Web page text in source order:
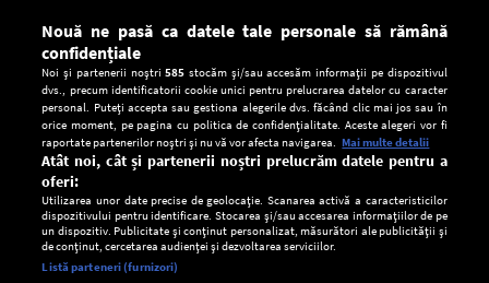
Setări:
Nouă ne pasă ca datele tale personale să rămână
confidențiale
Noi și partenerii noștri585 stocăm și/sau accesăm informații pe dispozitivul
dvs., precum identificatorii cookie unici pentru prelucrarea datelor cu caracter
personal. Puteți accepta sau gestiona alegerile dvs. făcând clic mai jos sau în
orice moment, pe pagina cu politica de confidențialitate. Aceste alegeri vor fi
raportate partenerilor noștri și nu vă vor afecta navigarea. Mai multe detalii
Atât noi, cât și partenerii noștri prelucrăm datele pentru a
oferi:
Utilizarea unor date precise de geolocație. Scanarea activă a caracteristicilor
dispozitivului pentru identificare. Stocarea și/sau accesarea informațiilor de pe
un dispozitiv. Publicitate și conținut personalizat, măsurători ale publicității și
de conținut, cercetarea audienței și dezvoltarea serviciilor.
Listă parteneri (furnizori)